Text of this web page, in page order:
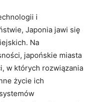
i
Japonia jawi się
Na
japońskie miasta
w których rozwiązania
życie ich